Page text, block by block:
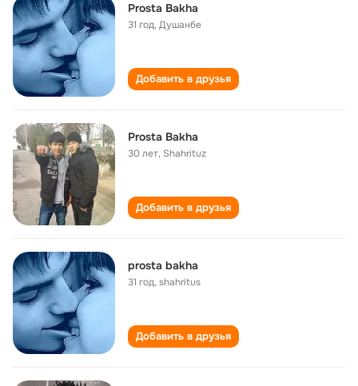
Prosta Bakha
31 год,Душанбе
Добавить в друзья
Prosta Bakha
30 лет, Shahrituz
Добавить в друзья
prosta bakha
31 год,shahritus
Добавить в друзья